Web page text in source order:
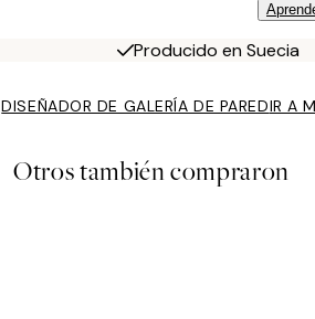
Producido en Suecia
DISEÑADOR DE GALERÍA DE PAREDIR A
Otros también compraron